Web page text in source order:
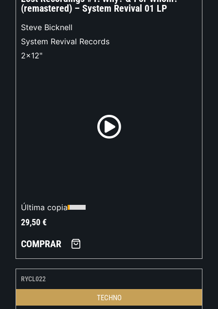
(remastered) – System Revival 01 LP
Steve Bicknell
System Revival Records
2x12"
Última copia
29,50€
COMPRAR
RYCL022
TECHNO